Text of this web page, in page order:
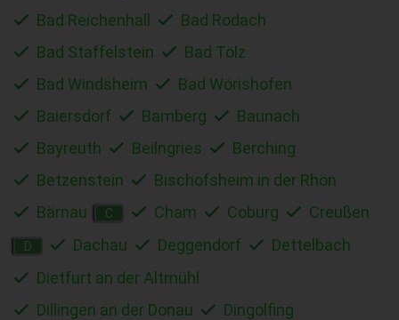
Bad Reichenhall
Bad Rodach
Bad Staffelstein
Bad Tölz
Bad Windsheim
Bad Wörishofen
Baiersdorf
Bamberg
Baunach
Bayreuth
Beilngries
Berching
Betzenstein
Bischofsheim in der Rhön
Bärnau
C Cham Coburg Creußen
D Dachau Deggendorf
Dettelbach
Dietfurt an der Altmühl
Dillingen an der Donau
Dingolfing